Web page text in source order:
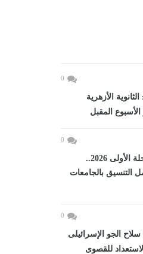
0
الأزهرية
الأسبوع المقبل
0
تنسيق المرحلة الأولى 2026..
التنسيق بالجامعات
0
الجو الإسرائيلى
للقصوى